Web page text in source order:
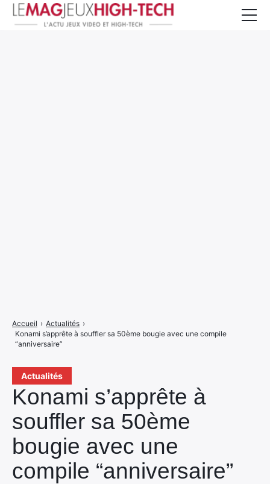
Actualités
Konami s’apprête à
souffler sa 50ème
bougie avec une
compile “anniversaire”
Accueil › Actualités ›
Konami s’apprête à souffler sa 50ème bougie avec une compile
“anniversaire”